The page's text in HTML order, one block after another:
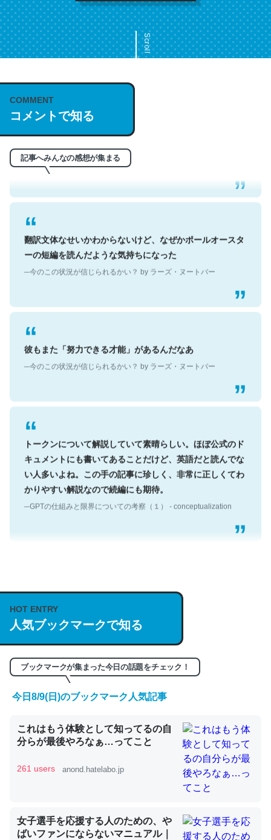
Scroll
COMMENT
コメントで知る
記事へみんなの感想が集まる
これは名文。彼はとてもクレバーなんだろうなと凄く思
う。英語少しでも読める人は原文もお勧め。自分はこの流
─今のこの状況が信じられるかい？ by ラーズ・ヌートバー
翻訳文体なせいかわからないけど、なぜかポールオースタ
ーの短編を読んだような気持ちになった
─今のこの状況が信じられるかい？ by ラーズ・ヌートバー
彼もまた「努力できる才能」があるんだなあ
─今のこの状況が信じられるかい？ by ラーズ・ヌートバー
トークンについて解説していて素晴らしい。ほぼ公式のド
キュメントにも書いてあることだけど、英語だと読んでな
い人多いよね。この手の記事に珍しく、非常に正しくてわ
かりやすい解説なので続編にも期待。
─GPTの仕組みと限界についての考察（１） - conceptualization
説してる記事が少ないので貴重な良記事。/続編来た
https://isobe324649.hatenablog.com/entry/2023/03/27
/064121
─GPTの仕組みと限界についての考察（１） - conceptualization
くらい。小説でいう「ずっと前の伏線」は回収されないけ
ど、短期記憶というには多い分量。進化すればするほど分
かりやすく強くなりそう
HOT ENTRY
人気ブックマークで知る
ブックマークが集まった今日の話題をチェック！
今日8/9(日)のブックマーク人気記事
これはもう体験として知ってるの自
分らが最後やろなぁ…ってこと
261 users anond.hatelabo.jp
女子選手を応援する人のための、や
ばいファンにならないマニュアル｜